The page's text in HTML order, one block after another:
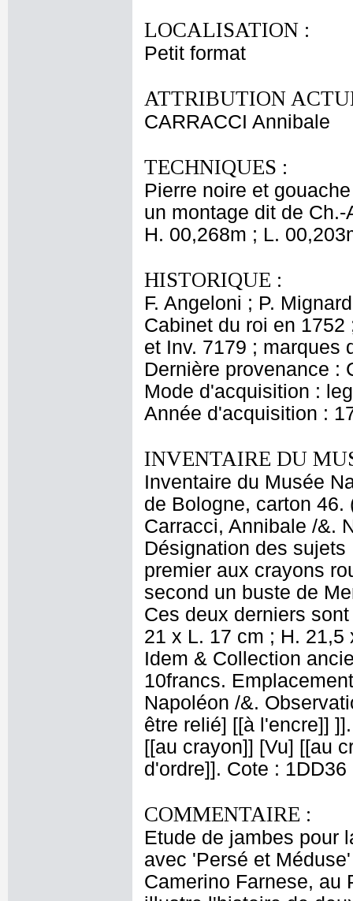
LOCALISATION :
Petit format
ATTRIBUTION
CARRACCI Annibale
TECHNIQUES :
Pierre noire et
un montage dit de Ch.-
H. 00,268m ; L.
HISTORIQUE :
F. Angeloni ; P.
Cabinet du roi en
et Inv. 7179 ; marques
Dernière provenance :
Mode d'acquisition :
Année d'acquisition :
INVENTAIRE DU
Inventaire du Musée
de Bologne, carton 46.
Carracci, Annibale /&.
Désignation des
premier aux crayons
second un buste de
Ces deux derniers
21 x L. 17 cm ; H.
Idem & Collection
10francs.
Napoléon /&.
être relié] [[à l'encre]]
[[au crayon]] [Vu] [[au
d'ordre]]. Cote : 1DD36
COMMENTAIRE :
Etude de jambes pour
avec 'Persé et
Camerino Farnese, au